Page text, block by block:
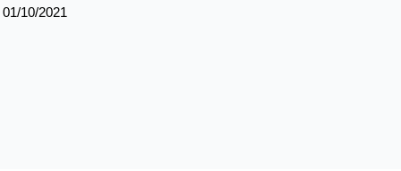
01/10/2021